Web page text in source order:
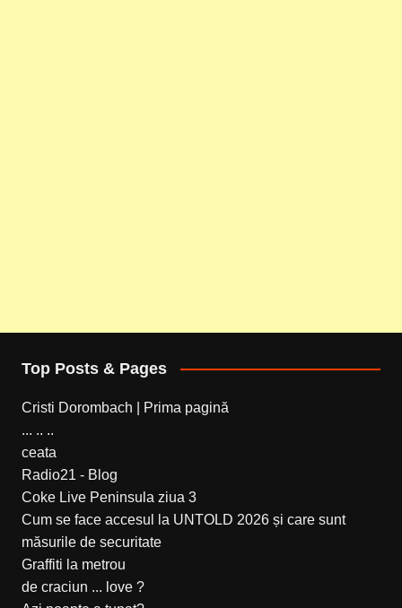
Top Posts & Pages
Cristi Dorombach | Prima pagină
... .. ..
ceata
Radio21 - Blog
Coke Live Peninsula ziua 3
Cum se face accesul la UNTOLD 2026 și care sunt
măsurile de securitate
Graffiti la metrou
de craciun ... love ?